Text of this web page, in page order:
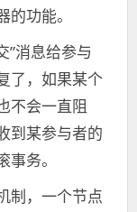
功能。
消息给参与
了，如果某个
不会一直阻
到某参与者的
务。
，一个节点